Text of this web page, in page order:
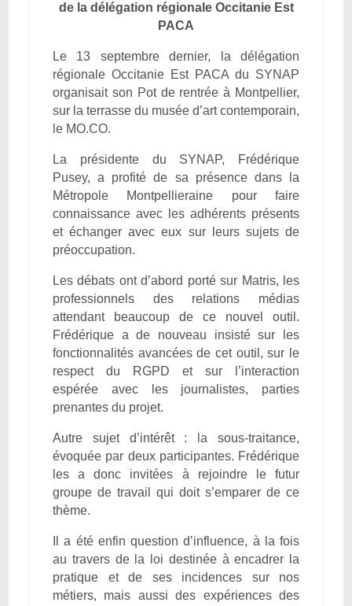
de la délégation régionale Occitanie Est
PACA
Le 13 septembre dernier, la délégation
régionale Occitanie Est PACA du SYNAP
organisait son Pot de rentrée à Montpellier,
sur la terrasse du musée d’art contemporain,
le MO.CO.
La présidente du SYNAP, Frédérique
Pusey, a profité de sa présence dans la
Métropole Montpellieraine pour faire
connaissance avec les adhérents présents
et échanger avec eux sur leurs sujets de
préoccupation.
Les débats ont d’abord porté sur Matris, les
professionnels des relations médias
attendant beaucoup de ce nouvel outil.
Frédérique a de nouveau insisté sur les
fonctionnalités avancées de cet outil, sur le
respect du RGPD et sur l’interaction
espérée avec les journalistes, parties
prenantes du projet.
Autre sujet d’intérêt : la sous-traitance,
évoquée par deux participantes. Frédérique
les a donc invitées à rejoindre le futur
groupe de travail qui doit s’emparer de ce
thème.
Il a été enfin question d’influence, à la fois
au travers de la loi destinée à encadrer la
pratique et de ses incidences sur nos
métiers, mais aussi des expériences des